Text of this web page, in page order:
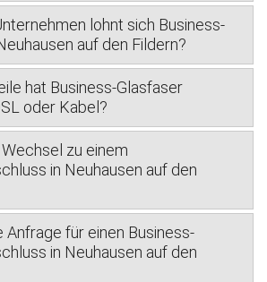
lohnt sich Business-
auf den Fildern?
hat Business-Glasfaser
oder Kabel?
zu einem
in Neuhausen auf den
Anfrage für einen Business-
in Neuhausen auf den